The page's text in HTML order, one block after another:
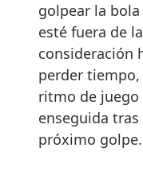
golpear la
esté fuera de
consideración
perder
ritmo de juego
enseguida
próximo